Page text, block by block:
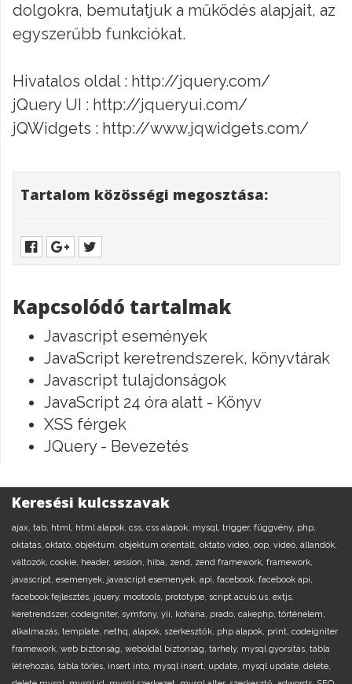
dolgokra, bemutatjuk a működés alapjait, az
egyszerűbb funkciókat.
Hivatalos oldal : http://jquery.com/
jQuery UI : http://jqueryui.com/
jQWidgets : http://www.jqwidgets.com/
Tartalom közösségi megosztása:
Kapcsolódó tartalmak
Javascript események
JavaScript keretrendszerek, könyvtárak
Javascript tulajdonságok
JavaScript 24 óra alatt - Könyv
XSS férgek
JQuery - Bevezetés
Keresési kulcsszavak
ajax, tab, html, html alapok, css, css alapok, mysql, trigger, függvény, php,
oktatás, oktató, objektum, objektum orientált, oktató videó, oop, videó, állandók,
változók, cookie, header, session, hiba, zend, zend framework, framework,
javascript, esemenyek, javascript esemenyek, api, facebook, facebook api,
facebook fejlesztés, jquery, mootools, prototype, script.aculo.us, extjs,
keretrendszer, codeigniter, symfony, yii, kohana, prado, cakephp, történelem,
alkalmazás, template, nethq, alapok, szerkesztők, php alapok, print, codeigniter
framework, web biztonság, weboldal biztonság, tárhely, mysql gyorsítás, tábla
létrehozás, tábla törlés, insert into, mysql insert, update, mysql update, delete,